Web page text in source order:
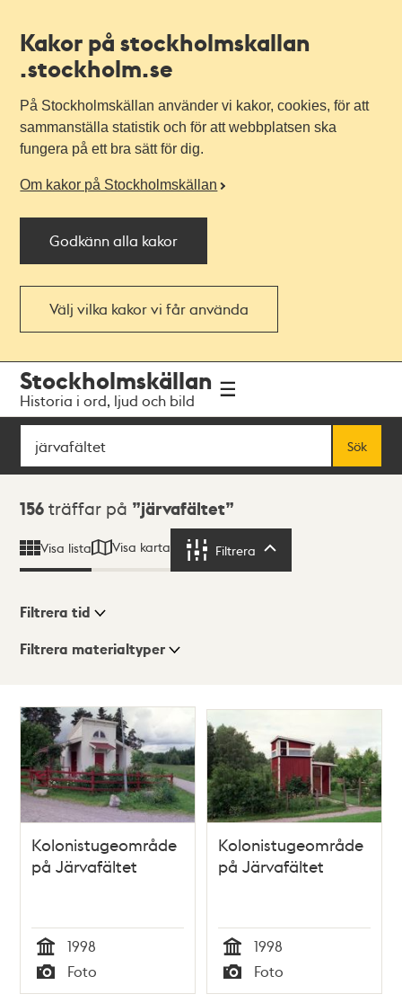
Kakor på stockholmskallan
.stockholm.se
På Stockholmskällan använder vi kakor, cookies, för att
sammanställa statistik och för att webbplatsen ska
fungera på ett bra sätt för dig.
Om kakor på Stockholmskällan
Godkänn alla kakor
Välj vilka kakor vi får använda
navigationen
huvudinnehållet
Stockholmskällan
Historia i ord, ljud och bild
Sök
Sök
Sökresultat
156 träffar på järvafältet
Visa lista Visa karta Filtrera
Visningsläge
Lista
Karta
Filtrera tid
Filtrera materialtyper
156träffar
Kolonistugeområde
på Järvafältet
Tid
1998
Typ
Foto
Kolonistugeområde
på Järvafältet
Tid
1998
Typ
Foto